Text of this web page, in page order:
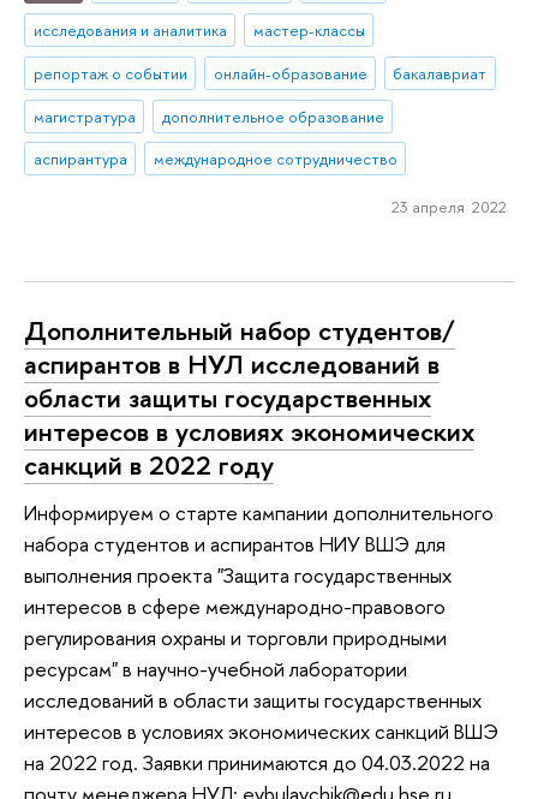
исследования и аналитика
мастер-классы
репортаж о событии
онлайн-образование
бакалавриат
магистратура
дополнительное образование
аспирантура
международное сотрудничество
23 апреля 2022
Дополнительный набор студентов/
аспирантов в НУЛ исследований в
области защиты государственных
интересов в условиях экономических
санкций в 2022 году
Информируем о старте кампании дополнительного
набора студентов и аспирантов НИУ ВШЭ для
выполнения проекта "Защита государственных
интересов в сфере международно-правового
регулирования охраны и торговли природными
ресурсам" в научно-учебной лаборатории
исследований в области защиты государственных
интересов в условиях экономических санкций ВШЭ
на 2022 год. Заявки принимаются до 04.03.2022 на